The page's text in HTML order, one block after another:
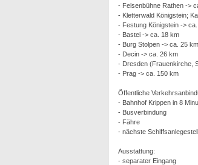
- Felsenbühne Rathen ->
- Kletterwald Königstein;
- Festung Königstein ->
- Bastei -> ca. 18 km
- Burg Stolpen -> ca. 25 km
- Decin -> ca. 26 km
- Dresden (Frauenkirche,
- Prag -> ca. 150 km
Öffentliche
- Bahnhof Krippen in 8
- Busverbindung
- Fähre
- nächste
Ausstattung:
- separater Eingang